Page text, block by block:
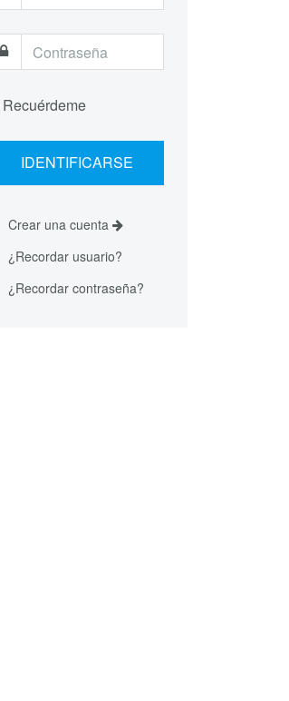
Recuérdeme
Crear una cuenta
¿Recordar usuario?
¿Recordar contraseña?